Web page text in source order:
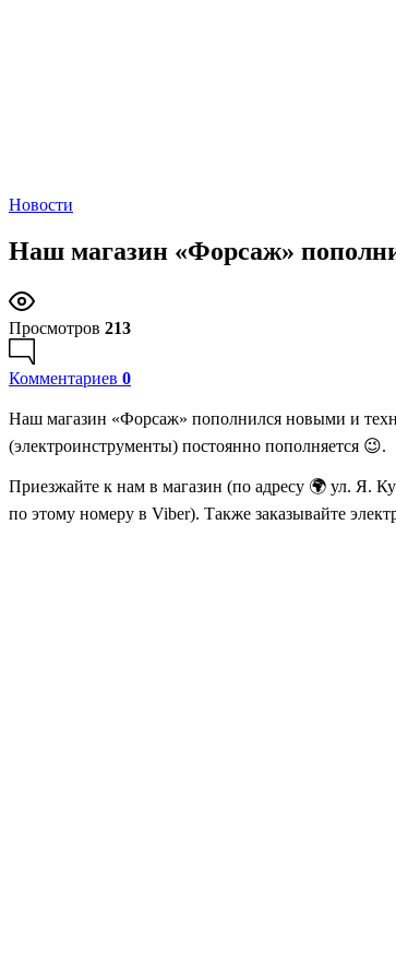
Новости
Наш магазин «Форсаж»
Просмотров 213
Комментариев 0
Наш магазин «Форсаж» пополнился новыми и
(электроинструменты) постоянно пополняется 😉.
Приезжайте к нам в магазин (по адресу 🌍 ул. Я.
по этому номеру в Viber). Также заказывайте